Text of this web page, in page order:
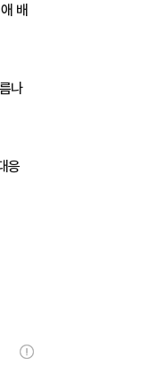
배
나
응